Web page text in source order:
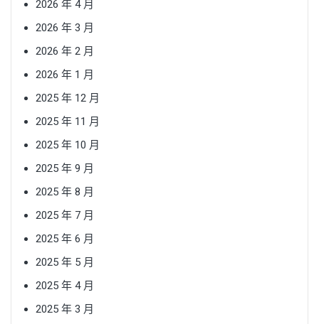
2026 年 4 月
2026 年 3 月
2026 年 2 月
2026 年 1 月
2025 年 12 月
2025 年 11 月
2025 年 10 月
2025 年 9 月
2025 年 8 月
2025 年 7 月
2025 年 6 月
2025 年 5 月
2025 年 4 月
2025 年 3 月